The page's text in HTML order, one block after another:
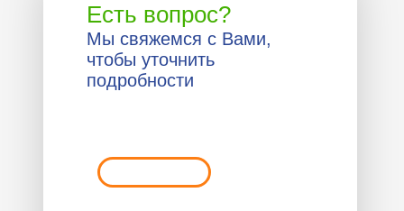
Есть вопрос?
Мы свяжемся с Вами,
чтобы уточнить
подробности